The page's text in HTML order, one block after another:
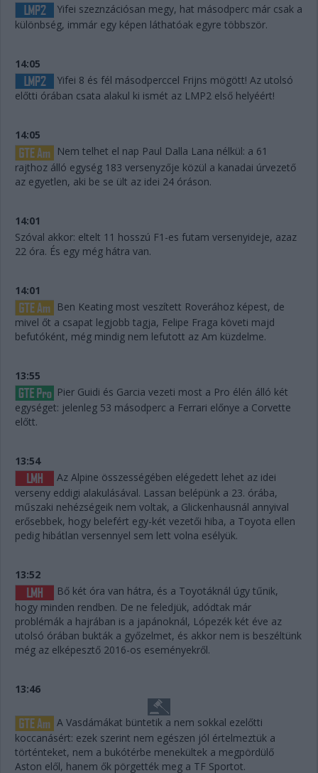
Yifei szeznzációsan megy, hat másodperc már csak a
különbség, immár egy képen láthatóak egyre többször.
14:05
Yifei 8 és fél másodperccel Frijns mögött! Az utolsó
előtti órában csata alakul ki ismét az LMP2 első helyéért!
14:05
Nem telhet el nap Paul Dalla Lana nélkül: a 61
rajthoz álló egység 183 versenyzője közül a kanadai úrvezető
az egyetlen, aki be se ült az idei 24 óráson.
14:01
Szóval akkor: eltelt 11 hosszú F1-es futam versenyideje, azaz
22 óra. És egy még hátra van.
14:01
Ben Keating most veszített Roverához képest, de
mivel őt a csapat legjobb tagja, Felipe Fraga követi majd
befutóként, még mindig nem lefutott az Am küzdelme.
13:55
Pier Guidi és Garcia vezeti most a Pro élén álló két
egységet: jelenleg 53 másodperc a Ferrari előnye a Corvette
előtt.
13:54
Az Alpine összességében elégedett lehet az idei
verseny eddigi alakulásával. Lassan belépünk a 23. órába,
műszaki nehézségeik nem voltak, a Glickenhausnál annyival
erősebbek, hogy belefért egy-két vezetői hiba, a Toyota ellen
pedig hibátlan versennyel sem lett volna esélyük.
13:52
Bő két óra van hátra, és a Toyotáknál úgy tűnik,
hogy minden rendben. De ne feledjük, adódtak már
problémák a hajrában is a japánoknál, Lópezék két éve az
utolsó órában bukták a győzelmet, és akkor nem is beszéltünk
még az elképesztő 2016-os eseményekről.
13:46
A Vasdámákat büntetik a nem sokkal ezelőtti
koccanásért: ezek szerint nem egészen jól értelmeztük a
történteket, nem a bukótérbe menekültek a megpördülő
Aston elől, hanem ők pörgették meg a TF Sportot.